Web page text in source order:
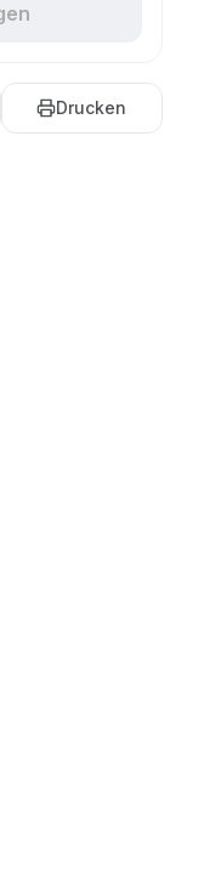
Drucken